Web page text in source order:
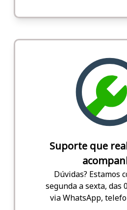
Suporte que
Dúvidas? Estamos
segunda a sexta, das
via WhatsApp,